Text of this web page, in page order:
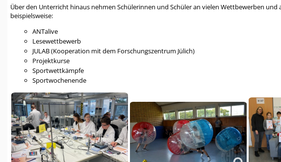
Über den Unterricht hinaus nehmen Schülerinnen und Schüler an vielen Wettbewerben
beispielsweise:
ANTalive
Lesewettbewerb
JULAB (Kooperation mit dem Forschungszentrum Jülich)
Projektkurse
Sportwettkämpfe
Sportwochenende